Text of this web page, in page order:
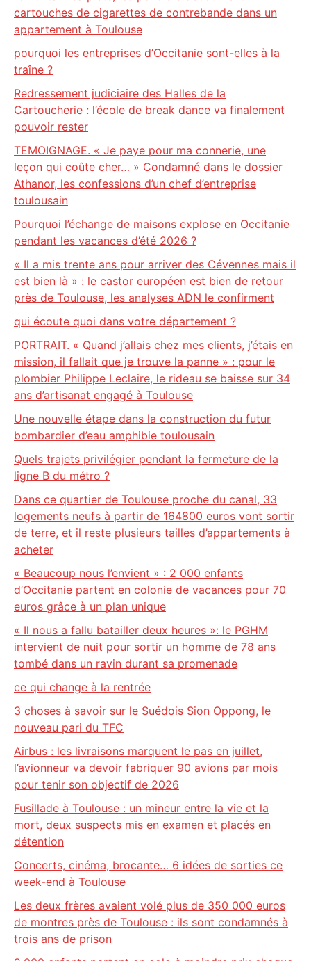
cartouches de cigarettes de contrebande dans un
appartement à Toulouse
pourquoi les entreprises d’Occitanie sont-elles à la
traîne ?
Redressement judiciaire des Halles de la
Cartoucherie : l’école de break dance va finalement
pouvoir rester
TEMOIGNAGE. « Je paye pour ma connerie, une
leçon qui coûte cher… » Condamné dans le dossier
Athanor, les confessions d’un chef d’entreprise
toulousain
Pourquoi l’échange de maisons explose en Occitanie
pendant les vacances d’été 2026 ?
« Il a mis trente ans pour arriver des Cévennes mais il
est bien là » : le castor européen est bien de retour
près de Toulouse, les analyses ADN le confirment
qui écoute quoi dans votre département ?
PORTRAIT. « Quand j’allais chez mes clients, j’étais en
mission, il fallait que je trouve la panne » : pour le
plombier Philippe Leclaire, le rideau se baisse sur 34
ans d’artisanat engagé à Toulouse
Une nouvelle étape dans la construction du futur
bombardier d’eau amphibie toulousain
Quels trajets privilégier pendant la fermeture de la
ligne B du métro ?
Dans ce quartier de Toulouse proche du canal, 33
logements neufs à partir de 164800 euros vont sortir
de terre, et il reste plusieurs tailles d’appartements à
acheter
« Beaucoup nous l’envient » : 2 000 enfants
d’Occitanie partent en colonie de vacances pour 70
euros grâce à un plan unique
« Il nous a fallu batailler deux heures »: le PGHM
intervient de nuit pour sortir un homme de 78 ans
tombé dans un ravin durant sa promenade
ce qui change à la rentrée
3 choses à savoir sur le Suédois Sion Oppong, le
nouveau pari du TFC
Airbus : les livraisons marquent le pas en juillet,
l’avionneur va devoir fabriquer 90 avions par mois
pour tenir son objectif de 2026
Fusillade à Toulouse : un mineur entre la vie et la
mort, deux suspects mis en examen et placés en
détention
Concerts, cinéma, brocante… 6 idées de sorties ce
week-end à Toulouse
Les deux frères avaient volé plus de 350 000 euros
de montres près de Toulouse : ils sont condamnés à
trois ans de prison